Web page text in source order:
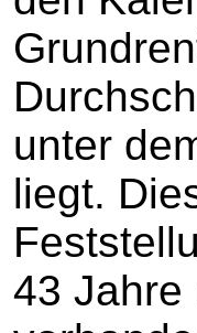
unter
liegt.
43 Jahre